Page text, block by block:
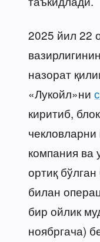
2025 йил 22
назорат
«Лукойл»ни
киритиб,
компания ва
ортиқ
билан
бир ойлик
ноябргача)